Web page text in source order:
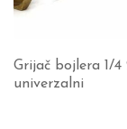
Grijač bojlera 1/
univerzalni